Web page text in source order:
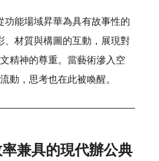
功能場域昇華為具有故事性的
、材質與構圖的互動，展現對
精神的尊重。當藝術滲入空
動，思考也在此被喚醒。
兼具的現代辦公典